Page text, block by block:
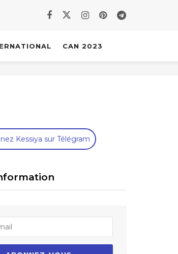
CAN 2023
Kessiya sur Télégram